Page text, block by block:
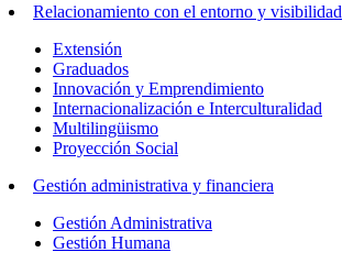
Relacionamiento con el entorno y visibilidad
Extensión
Graduados
Innovación y Emprendimiento
Internacionalización e Interculturalidad
Multilingüismo
Proyección Social
Gestión administrativa y financiera
Gestión Administrativa
Gestión Humana